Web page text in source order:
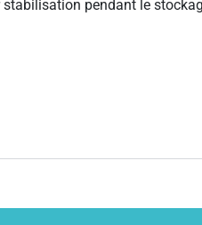
pendant le